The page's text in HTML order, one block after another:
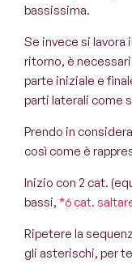
bassissima.
Se invece si lavora
ritorno, è
parte iniziale e
parti laterali come
Prendo in
così come è
Inizio con 2 cat.
bassi, *6 cat.
Ripetere la
gli asterischi, per